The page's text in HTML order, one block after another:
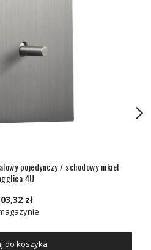
pojedynczy / schodowy nikiel
4U
zł
do koszyka